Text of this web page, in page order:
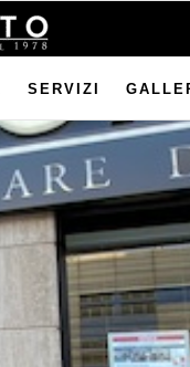
SERVIZI